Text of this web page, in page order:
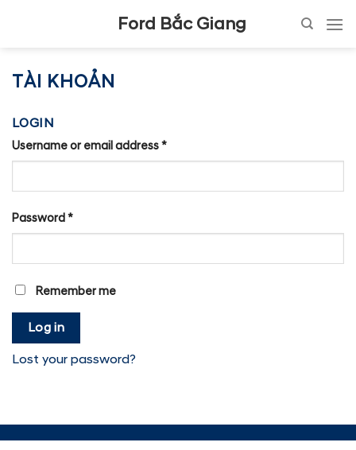
Ford Bắc Giang
TÀI KHOẢN
LOGIN
Username or email address*
Password*
Remember me
Log in
Lost your password?